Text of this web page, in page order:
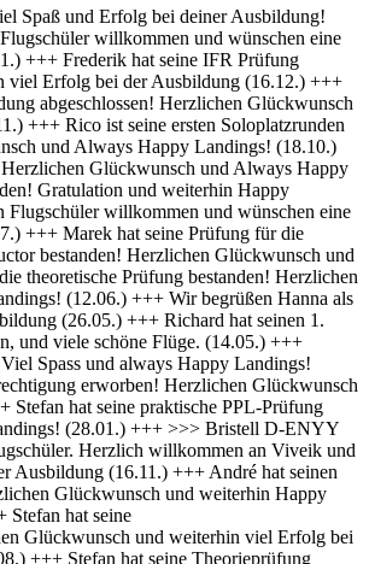
& Always Happy Landings! (06.07.) +++ (Falscheintrag ?? hr) Die FFG hat ein neues Vereinsmitglied und die Flugschule einen neuen Schüler: Herzlich Willkommen, Robert, und viel Spaß und Erfolg bei deiner Ausbildung. (2.7.) +++ Patrik hat heute sein erstes Solo geflogen - Herzlichen Glückwunsch & Always Happy Landings! (30.6.) +++ Herzlichen Glückwunsch Thiago zur erfolgreichen Prüfung (15.06.) & Always Happy Landings +++ Herzlichen Glückwunsch zu bestandenen PPL(A) Prüfung, Fabian - always happy landings ! (19.5.) +++ Stefan hat die Prüfung für die Instrumentenflugberechtigung bestanden! Gratulation und weiterhin Happy Landings! . (04.05.) +++ Herzlich Willkommen bei der FFG, Eike, und viel Spaß und Erfolg bei deiner Ausbildung. (22.04.) +++ Wir heißen Daniel H. als neuen Flugschüler willkommen und wünschen eine erfolgreiche Ausbildung! (01.04.) +++ Gratulation auch an Daniel P., der heute (31.03.) seinen ersten Alleinflug absolviert hat! Herzlichen Glückwunsch und weiterhin Happy Landings! +++ Norman hat am 15.03. seinen ersten Alleinflug absolviert! Herzlichen Glückwunsch und weiterhin Happy Landings! +++ Daniel hat heute (9.3.) seine Theoretische Prüfung bestanden! Herzlichen Glückwunsch und viel Spaß bei den nächsten Ausbildungsschritten +++ Marek hat heute (1.3.) seine Praktische Prüfung bestanden -Herzlichen Glückwunsch und Always Happy Landings +++ Herzlich Willkommen, Luis. Viel Spaß und Erfolg bei deiner Ausbildung. +++ Herzlich Willkommen, Maximilian. Viel Spaß und Erfolg bei deiner Ausbildung. +++ Simon hat heute (9.2.) seine Theoretische Prüfung bestanden - Herzlichen Glückwunsch +++ Paul hat heute (22. Nov) seine PPL-Prüfung bestanden! Herzlichen Glückwunsch und Always Happy Landings! +++ Willkommen bei der FFG, Vincent. Viel Spaß und Erfolg bei deiner Ausbildung! +++ Willkommen bei der FFG, Doris. Viel Spaß und Erfolg bei deiner Ausbildung! +++ Holger hat seine PPL-Prüfung bestanden! Gratulation und weiterhin Happy Landings! +++ Micha hat seine PPL